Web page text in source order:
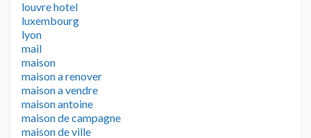
louvre hotel
luxembourg
lyon
mail
maison
maison a renover
maison a vendre
maison antoine
maison de campagne
maison de ville